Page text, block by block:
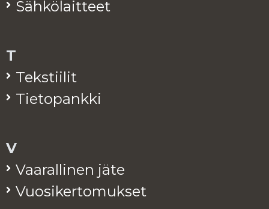
Säh­kö­lait­teet
T
Teks­tii­lit
Tie­to­pank­ki
V
Vaa­ral­li­nen jäte
Vuo­si­ker­to­muk­set